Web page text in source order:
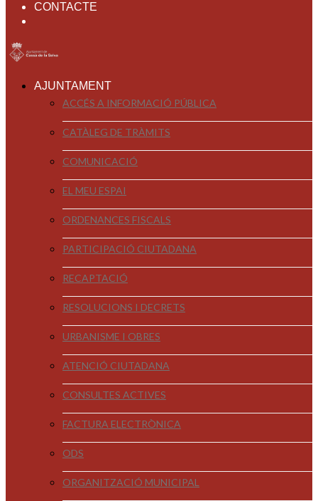
CONTACTE
AJUNTAMENT
ACCÉS A INFORMACIÓ PÚBLICA
CATÀLEG DE TRÀMITS
COMUNICACIÓ
EL MEU ESPAI
ORDENANCES FISCALS
PARTICIPACIÓ CIUTADANA
RECAPTACIÓ
RESOLUCIONS I DECRETS
URBANISME I OBRES
ATENCIÓ CIUTADANA
CONSULTES ACTIVES
FACTURA ELECTRÒNICA
ODS
ORGANITZACIÓ MUNICIPAL